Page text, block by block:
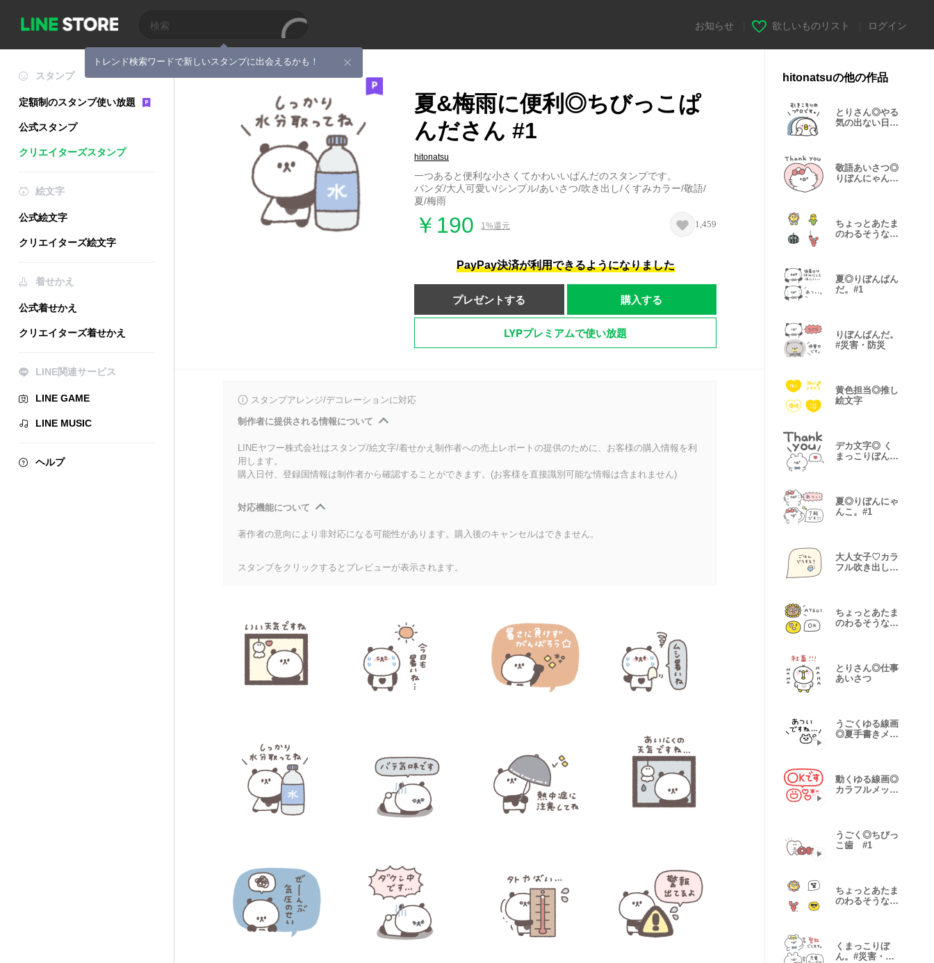
トレンド検索ワードで新しいスタンプに出会えるかも！
お知らせ 欲しいものリスト ログイン
スタンプ
定額制のスタンプ使い放題
公式スタンプ
クリエイターズスタンプ
絵文字
公式絵文字
クリエイターズ絵文字
着せかえ
公式着せかえ
クリエイターズ着せかえ
LINE関連サービス
LINE GAME
LINE MUSIC
ヘルプ
夏&梅雨に便利◎ちびっこぱ
んださん #1
hitonatsu
一つあると便利な小さくてかわいいぱんだのスタンプです。
パンダ/大人可愛い/シンプル/あいさつ/吹き出し/くすみカラー/敬語/
夏/梅雨
￥190 1%還元 1,459
PayPay決済が利用できるようになりました
プレゼントする 購入する
LYPプレミアムで使い放題
スタンプアレンジ/デコレーションに対応
制作者に提供される情報について
LINEヤフー株式会社はスタンプ/絵文字/着せかえ制作者への売上レポートの提供のために、お客様の購入情報を利
用します。
購入日付、登録国情報は制作者から確認することができます。(お客様を直接識別可能な情報は含まれません)
対応機能について
著作者の意向により非対応になる可能性があります。購入後のキャンセルはできません。
スタンプをクリックするとプレビューが表示されます。
hitonatsuの他の作品
とりさん◎やる
気の出ない日 4
敬語あいさつ◎
りぼんにゃん
ちょっとあたま
のわるそうな仲
夏◎りぼんぱん
だ。#1
りぼんぱんだ。
#災害・防災
黄色担当◎推し
絵文字
デカ文字◎ く
まっこりぼん。
夏◎りぼんにゃ
んこ。#1
大人女子♡カラ
フル吹き出し
ちょっとあたま
のわるそうな仲
とりさん◎仕事
あいさつ
うごくゆる線画
◎夏手書きメッ
動くゆる線画◎
カラフルメッセ
うごく◎ちびっ
こ歯 #1
ちょっとあたま
のわるそうな仲
くまっこりぼ
ん。#災害・防